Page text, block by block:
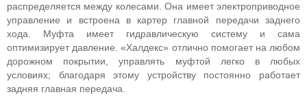
распределяется между колесами. Она имеет электроприводное
управление и встроена в картер главной передачи заднего
хода. Муфта имеет гидравлическую систему и сама
оптимизирует давление. «Халдекс» отлично помогает на любом
дорожном покрытии, управлять муфтой легко в любых
условиях; благодаря этому устройству постоянно работает
задняя главная передача.